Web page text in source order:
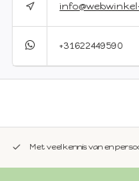
+31622449590
Met veel kennis van en